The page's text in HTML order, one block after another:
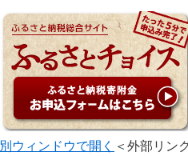
別ウィンドウで開く ＜外部リン